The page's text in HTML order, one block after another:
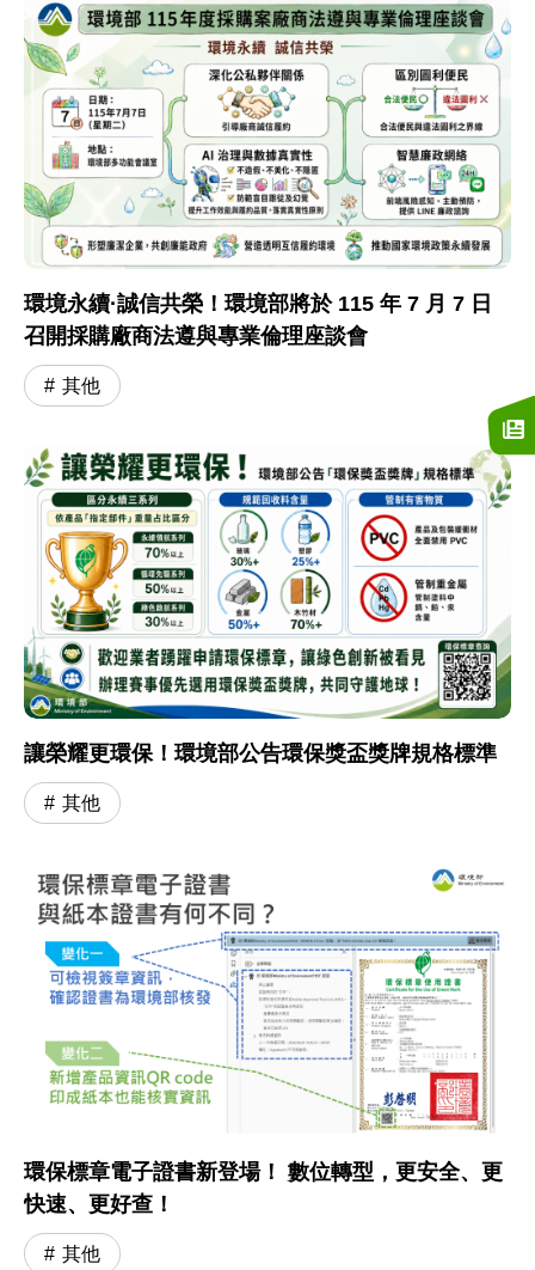
環境永續·誠信共榮！環境部將於 115 年 7 月 7 日
召開採購廠商法遵與專業倫理座談會
其他
讓榮耀更環保！環境部公告環保獎盃獎牌規格標準
其他
環保標章電子證書新登場！ 數位轉型，更安全、更
快速、更好查！
其他